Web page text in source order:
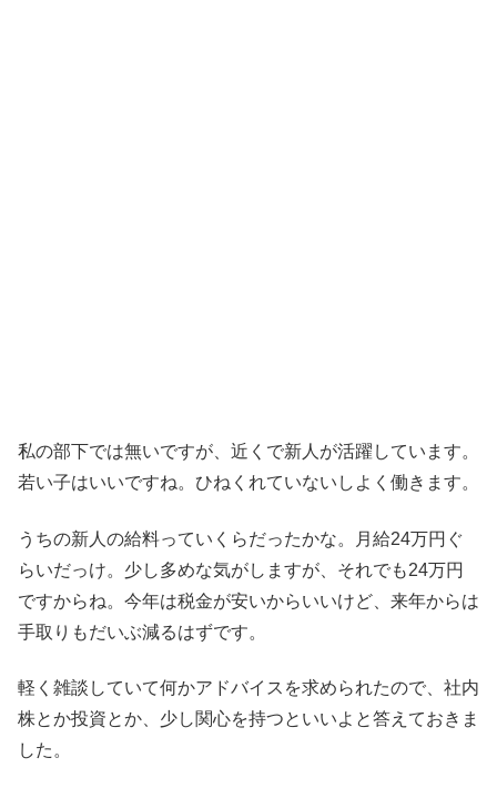
私の部下では無いですが、近くで新人が活躍しています。
若い子はいいですね。ひねくれていないしよく働きます。
うちの新人の給料っていくらだったかな。月給24万円ぐ
らいだっけ。少し多めな気がしますが、それでも24万円
ですからね。今年は税金が安いからいいけど、来年からは
手取りもだいぶ減るはずです。
軽く雑談していて何かアドバイスを求められたので、社内
株とか投資とか、少し関心を持つといいよと答えておきま
した。